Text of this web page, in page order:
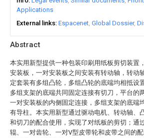
Abstract
本实用新型提供一种包装印刷用纸板剪切装置
安装板，一对安装板之间安装有转动轴，转动
定套装有多组凸轮，多组凸轮的底端均相抵设
多组支架的底端共同固定连接有切刀，平台的
一对安装板的内侧固定连接，多组支架的底端
有导柱。本实用新型通过驱动电机、转动轴、
和切刀的配合使用，实现了对纸板的剪切；通
辊、一对齿轮、一对V型皮带轮和皮带之间的配
Applications
External links Espacenet Global Dossier